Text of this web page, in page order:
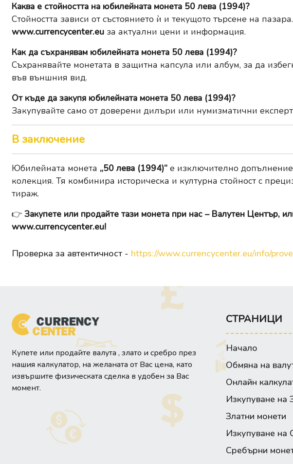
Каква е стойността на юбилейната монета 50 лева (1994)?
Стойността зависи от състоянието ѝ и текущото търсене на
www.currencycenter.eu за актуални цени и информация.
Как да съхранявам юбилейната монета 50 лева (1994)?
Съхранявайте монетата в защитна капсула или албум, за да
във външния вид.
От къде да закупя юбилейната монета 50 лева (1994)?
Закупувайте само от доверени дилъри или нумизматични
В заключение
Юбилейната монета „50 лева (1994)“ е изключително
колекция. Тя комбинира историческа и културна стойност с
тираж.
👉 Закупете или продайте тази монета при нас – Валутен Център,
www.currencycenter.eu!
Проверка за автентичност - https://www.currencycenter.eu/info/
Купете или продайте валута , злато и сребро през
нашия калкулатор, на желаната от Вас цена, като
извършите физическата сделка в удобен за Вас
момент.
СТРАНИЦИ
Начало
Обмяна на
Онлайн
Изкупуване на
Златни монети
Изкупуване на
Сребърни